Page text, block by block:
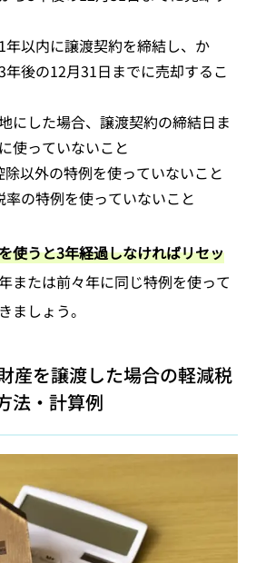
年以内に譲渡契約を締結し、か
後の12月31日までに売却するこ
にした場合、譲渡契約の締結日ま
使っていないこと
除以外の特例を使っていないこと
率の特例を使っていないこと
使うと3年経過しなければリセッ
または前々年に同じ特例を使って
ましょう。
産を譲渡した場合の軽減税
法・計算例